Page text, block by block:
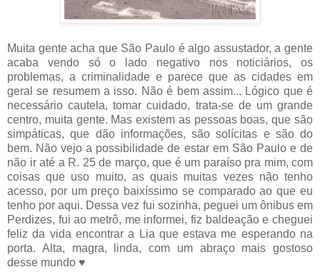
Muita gente acha que São Paulo é algo assustador, a gente
acaba vendo só o lado negativo nos noticiários, os
problemas, a criminalidade e parece que as cidades em
geral se resumem a isso. Não é bem assim... Lógico que é
necessário cautela, tomar cuidado, trata-se de um grande
centro, muita gente. Mas existem as pessoas boas, que são
simpáticas, que dão informações, são solícitas e são do
bem. Não vejo a possibilidade de estar em São Paulo e de
não ir até a R. 25 de março, que é um paraíso pra mim, com
coisas que uso muito, as quais muitas vezes não tenho
acesso, por um preço baixíssimo se comparado ao que eu
tenho por aqui. Dessa vez fui sozinha, peguei um ônibus em
Perdizes, fui ao metrô, me informei, fiz baldeação e cheguei
feliz da vida encontrar a Lia que estava me esperando na
porta. Alta, magra, linda, com um abraço mais gostoso
desse mundo ♥